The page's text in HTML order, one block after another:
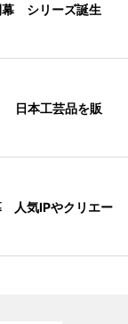
幕 シリーズ誕生
日本工芸品を販
人気IPやクリエー